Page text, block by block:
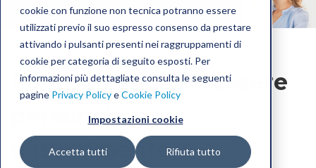
cookie con funzione non tecnica potranno essere
utilizzati previo il suo espresso consenso da prestare
attivando i pulsanti presenti nei raggruppamenti di
cookie per categoria di seguito esposti. Per
informazioni più dettagliate consulta le seguenti
pagine Privacy PolicyeCookie Policy
Impostazioni cookie
Accetta tutti Rifiuta tutto
Perché il tuo benessere
personale è
naturalmente